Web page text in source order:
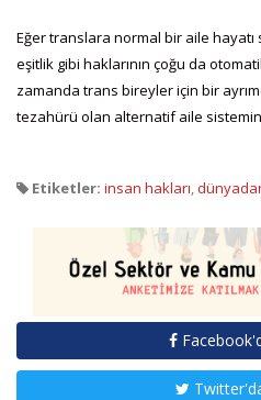
Eğer translara normal bir aile hayatı
eşitlik gibi haklarının çoğu da
zamanda trans bireyler için bir
tezahürü olan alternatif aile
Etiketler: insan hakları,